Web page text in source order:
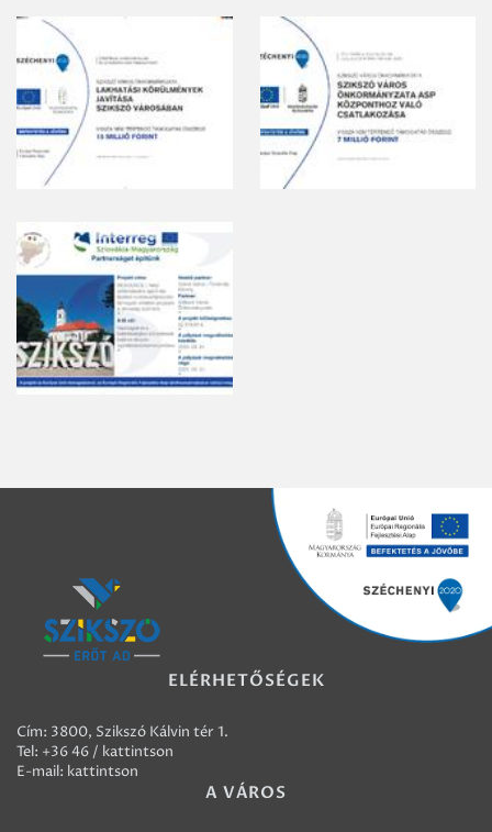
ELÉRHETŐSÉGEK
Cím: 3800, Szikszó Kálvin tér 1.
Tel: +36 46 / kattintson
E-mail: kattintson
A VÁROS